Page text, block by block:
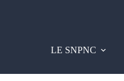
LE SNPNC